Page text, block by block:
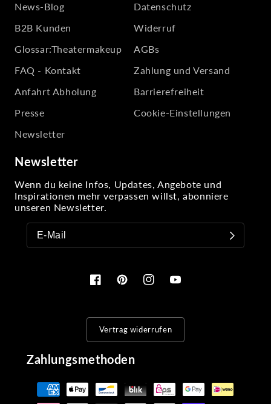
News-Blog
B2B Kunden
Glossar:Theatermakeup
FAQ - Kontakt
Anfahrt Abholung
Presse
Newsletter
Datenschutz
Widerruf
AGBs
Zahlung und Versand
Barrierefreiheit
Cookie-Einstellungen
Newsletter
Wenn du keine Infos, Updates, Angebote und
Inspirationen mehr verpassen willst, abonniere
unseren Newsletter.
FacebookPinterestInstagramYouTube
Vertrag widerrufen
Zahlungsmethoden